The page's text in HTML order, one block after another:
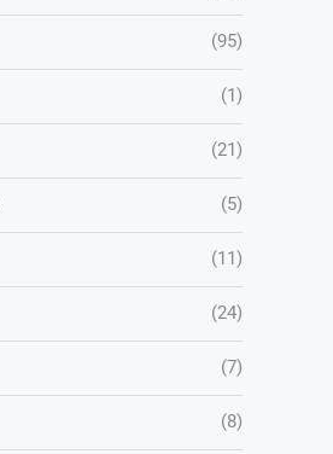
(95)
(1)
(21)
(5)
(11)
(24)
(7)
(8)